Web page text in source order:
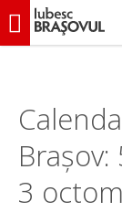
iubescbraşovul.ro
3